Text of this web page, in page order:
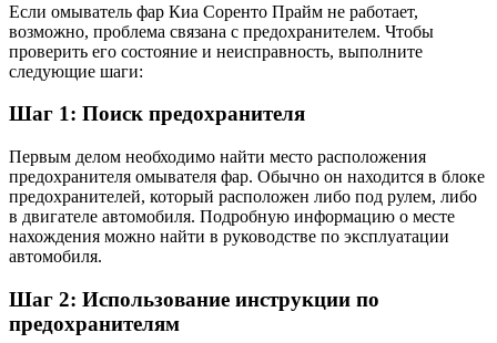
Если омыватель фар Киа Соренто Прайм не работает,
возможно, проблема связана с предохранителем. Чтобы
проверить его состояние и неисправность, выполните
следующие шаги:
Шаг 1: Поиск предохранителя
Первым делом необходимо найти место расположения
предохранителя омывателя фар. Обычно он находится в блоке
предохранителей, который расположен либо под рулем, либо
в двигателе автомобиля. Подробную информацию о месте
нахождения можно найти в руководстве по эксплуатации
автомобиля.
Шаг 2: Использование инструкции по
предохранителям